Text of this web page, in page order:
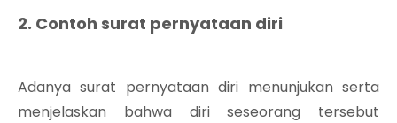
2. Contoh surat pernyataan diri
Adanya surat pernyataan diri menunjukan serta
menjelaskan bahwa diri seseorang tersebut